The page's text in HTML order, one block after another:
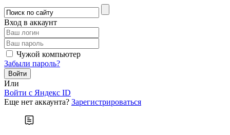
Вход в аккаунт
Чужой компьютер
Забыли пароль?
Или
Войти c Яндекс ID
Еще нет аккаунта? Зарегистрироваться